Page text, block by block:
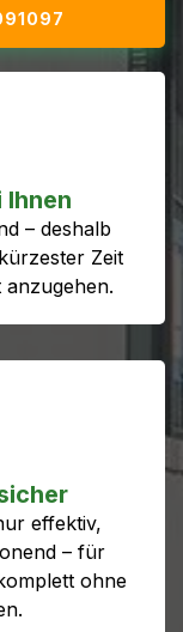
Ihnen
– deshalb
Zeit
effektiv,
– für
ohne